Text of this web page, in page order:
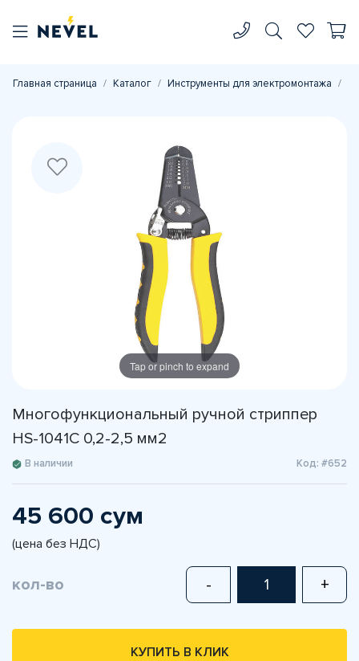
Главная страница Каталог Инструменты для электромонтажа
Tap or pinch to expand
Многофункциональный ручной стриппер
HS-1041C 0,2-2,5 мм2
В наличии Код: #652
45 600 сум
(цена без НДС)
кол-во - +
КУПИТЬ В КЛИК